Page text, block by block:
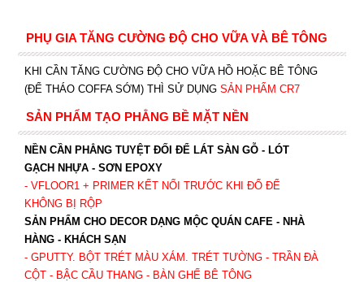
PHỤ GIA TĂNG CƯỜNG ĐỘ CHO VỮA VÀ BÊ TÔNG
KHI CẦN TĂNG CƯỜNG ĐỘ CHO VỮA HỒ HOẶC BÊ TÔNG
(ĐỂ THÁO COFFA SỚM) THÌ SỬ DỤNG SẢN PHẨM CR7
SẢN PHẨM TẠO PHẲNG BỀ MẶT NỀN
NỀN CẦN PHẲNG TUYỆT ĐỐI ĐỂ LÁT SÀN GỖ - LÓT
GẠCH NHỰA - SƠN EPOXY
- VFLOOR1+ PRIMER KẾT NỐI TRƯỚC KHI ĐỔ ĐỂ
KHÔNG BỊ RỘP
SẢN PHẨM CHO DECOR DẠNG MỘC QUÁN CAFE - NHÀ
HÀNG - KHÁCH SẠN
- GPUTTY. BỘT TRÉT MÀU XÁM. TRÉT TƯỜNG - TRẦN ĐÀ
CỘT - BẬC CẦU THANG - BÀN GHẾ BÊ TÔNG